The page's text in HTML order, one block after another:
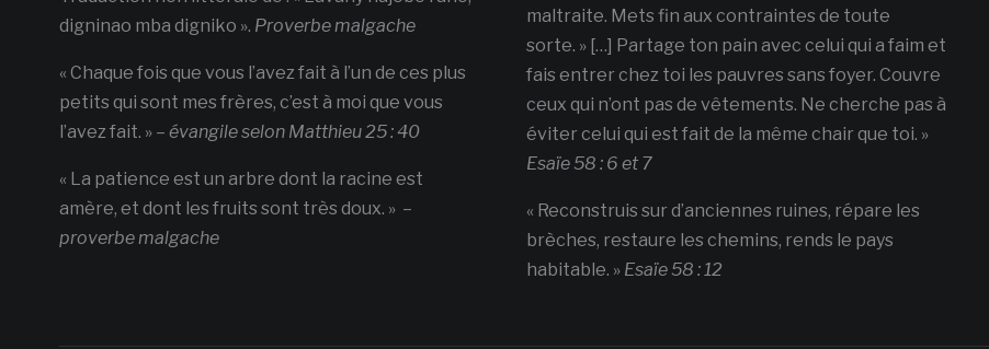
digninao mba digniko ». Proverbe malgache
« Chaque fois que vous l’avez fait à l’un de ces plus
petits qui sont mes frères, c’est à moi que vous
l’avez fait. » – évangile selon Matthieu 25 : 40
« La patience est un arbre dont la racine est
amère, et dont les fruits sont très doux. » –
proverbe malgache
maltraite. Mets fin aux contraintes de toute
sorte. » […] Partage ton pain avec celui qui a faim et
fais entrer chez toi les pauvres sans foyer. Couvre
ceux qui n’ont pas de vêtements. Ne cherche pas à
éviter celui qui est fait de la même chair que toi. »
Esaïe 58 : 6 et 7
« Reconstruis sur d’anciennes ruines, répare les
brèches, restaure les chemins, rends le pays
habitable. » Esaïe 58 : 12